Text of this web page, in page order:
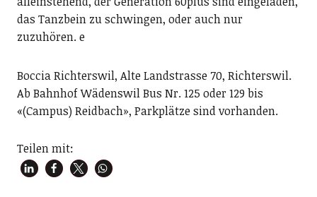
das Tanzbein zu schwingen, oder auch nur
zuzuhören. e
Boccia Richterswil, Alte Landstrasse 70, ­Richterswil.
Ab Bahnhof Wädenswil Bus Nr. 125 oder 129 bis
«(Campus) Reidbach», Parkplätze sind vorhanden.
Teilen mit: